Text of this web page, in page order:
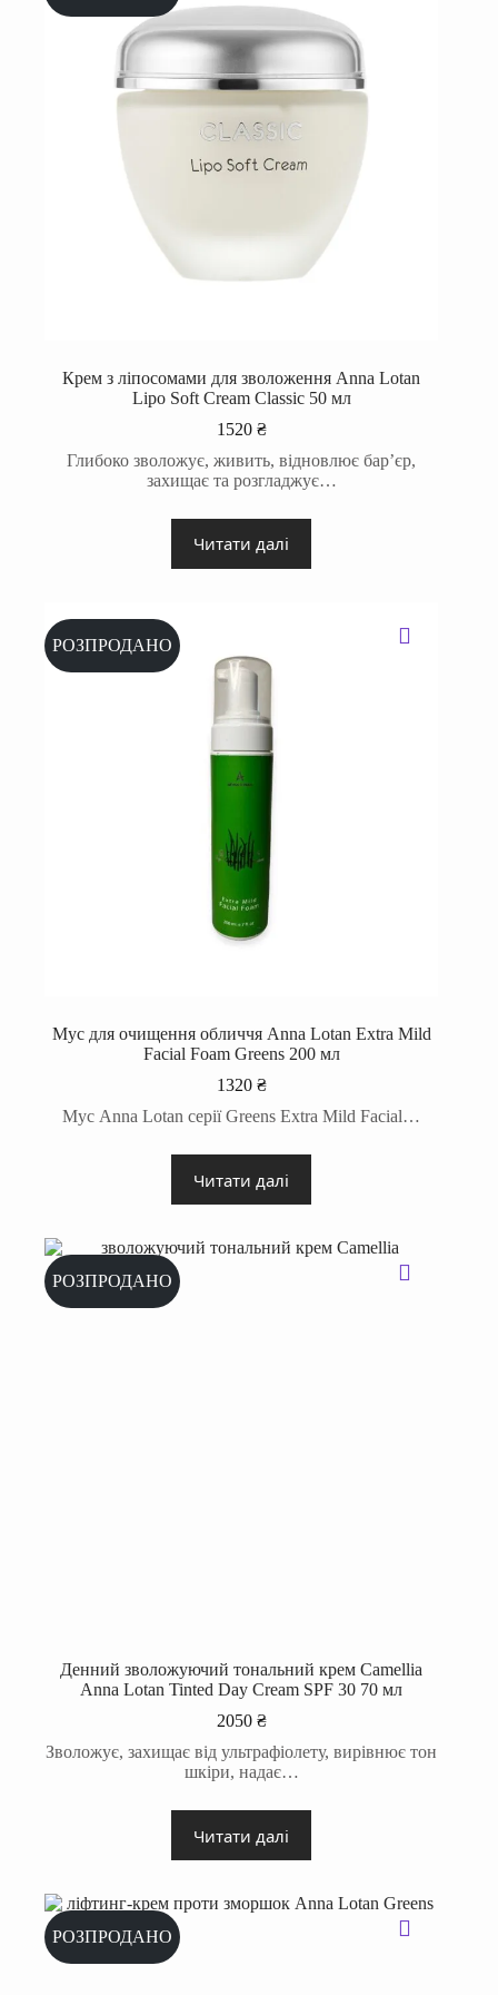
Крем з ліпоcомами для зволоження Anna Lotan
Lipo Soft Cream Classic 50 мл
1520 ₴
Глибоко зволожує, живить, відновлює бар’єр,
захищає та розгладжує…
Читати далі
РОЗПРОДАНО
Мус для очищення обличчя Anna Lotan Extra Mild
Facial Foam Greens 200 мл
1320 ₴
Мус Anna Lotan серії Greens Extra Mild Facial…
Читати далі
РОЗПРОДАНО
Денний зволожуючий тональний крем Camellia
Anna Lotan Tinted Day Cream SPF 30 70 мл
2050 ₴
Зволожує, захищає від ультрафіолету, вирівнює тон
шкіри, надає…
Читати далі
РОЗПРОДАНО